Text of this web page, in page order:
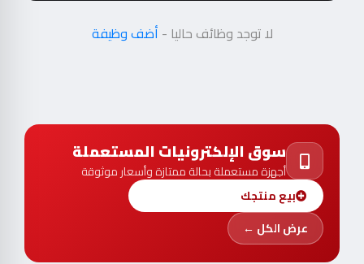
لا توجد وظائف حاليا - أضف وظيفة
سوق الإلكترونيات المستعملة
أجهزة مستعملة بحالة ممتازة وأسعار موثوقة
بيع منتجك
عرض الكل ←